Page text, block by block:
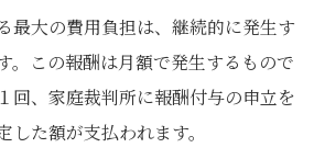
最大の費用負担は、継続的に発生す
。この報酬は月額で発生するもので
回、家庭裁判所に報酬付与の申立を
た額が支払われます。